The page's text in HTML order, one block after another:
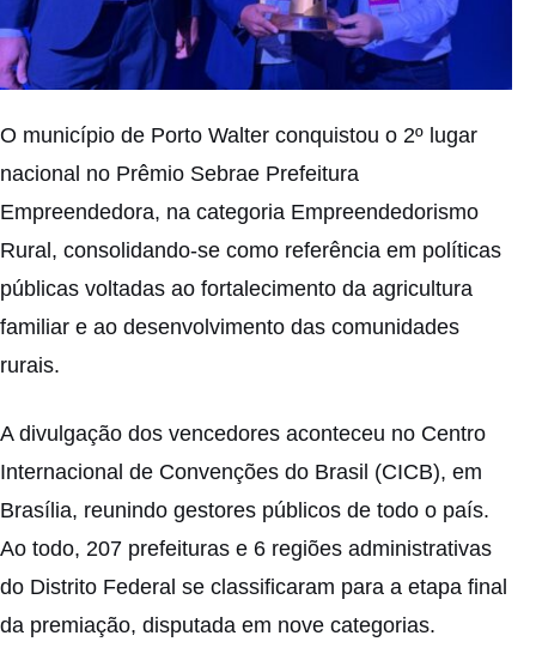
O município de Porto Walter conquistou o 2º lugar
nacional no Prêmio Sebrae Prefeitura
Empreendedora, na categoria Empreendedorismo
Rural, consolidando-se como referência em políticas
públicas voltadas ao fortalecimento da agricultura
familiar e ao desenvolvimento das comunidades
rurais.
A divulgação dos vencedores aconteceu no Centro
Internacional de Convenções do Brasil (CICB), em
Brasília, reunindo gestores públicos de todo o país.
Ao todo, 207 prefeituras e 6 regiões administrativas
do Distrito Federal se classificaram para a etapa final
da premiação, disputada em nove categorias.